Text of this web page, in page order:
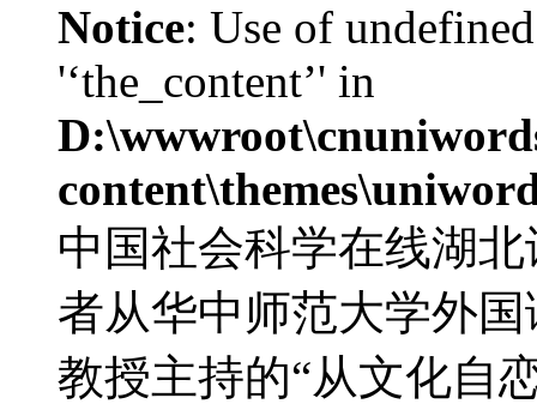
Notice: Use of
'‘the_content’' in
中国社会科学在线湖
者从华中师范大学外
教授主持的“从文化自